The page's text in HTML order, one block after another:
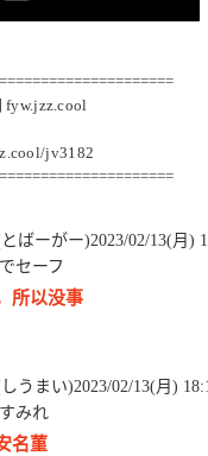
fyw.jzz.cool
jv3182
ばーがー)2023/02/13(月)
セーフ
所以没事
うまい)2023/02/13(月)
みれ
名菫